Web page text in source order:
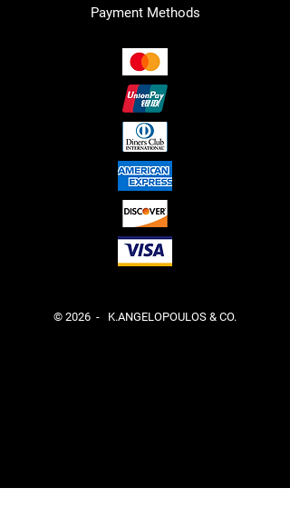
Payment Methods
© 2026 - K.ANGELOPOULOS & CO.